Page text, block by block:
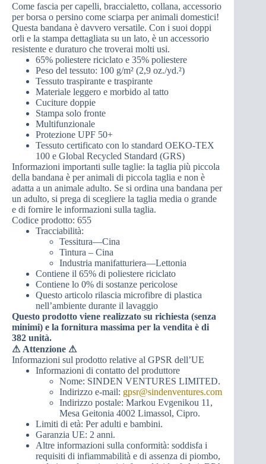
Come fascia per capelli, braccialetto, collana, accessorio
per borsa o persino come sciarpa per animali domestici!
Questa bandana è davvero versatile. Con i suoi doppi
orli e la stampa dettagliata su un lato, è un accessorio
resistente e duraturo che troverai molti usi.
65% poliestere riciclato e 35% poliestere
Peso del tessuto: 100 g/m² (2,9 oz./yd.²)
Tessuto traspirante e traspirante
Materiale leggero e morbido al tatto
Cuciture doppie
Stampa solo fronte
Multifunzionale
Protezione UPF 50+
Tessuto certificato con lo standard OEKO-TEX
100 e Global Recycled Standard (GRS)
Informazioni importanti sulle taglie: la taglia più piccola
della bandana è per animali di piccola taglia e non è
adatta a un animale adulto. Se si ordina una bandana per
un adulto, si prega di scegliere la taglia media o grande
e di fornire le informazioni sulla taglia.
Codice prodotto: 655
Tracciabilità:
Tessitura—Cina
Tintura – Cina
Industria manifatturiera—Lettonia
Contiene il 65% di poliestere riciclato
Contiene lo 0% di sostanze pericolose
Questo articolo rilascia microfibre di plastica
nell’ambiente durante il lavaggio
Questo prodotto viene realizzato su richiesta (senza
minimi) e la fornitura massima per la vendita è di
382 unità.
⚠ Attenzione ⚠
Informazioni sul prodotto relative al GPSR dell’UE
Informazioni di contatto del produttore
Nome: SINDEN VENTURES LIMITED.
Indirizzo e-mail: gpsr@sindenventures.com
Indirizzo postale: Markou Evgenikou 11,
Mesa Geitonia 4002 Limassol, Cipro.
Limiti di età: Per adulti e bambini.
Garanzia UE: 2 anni.
Altre informazioni sulla conformità: soddisfa i
requisiti di infiammabilità e di assenza di piombo,